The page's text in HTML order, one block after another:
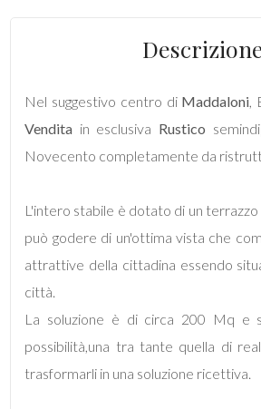
Nel suggestivo centro di Maddaloni,
Vendita in esclusiva Rustico
Novecento completamente da
L'intero stabile è dotato di un
può godere di un'ottima vista che
attrattive della cittadina essendo
città.
La soluzione è di circa 200 Mq e
possibilità,una tra tante quella di
trasformarli in una soluzione ricettiva.
Totale
Locali
minimi